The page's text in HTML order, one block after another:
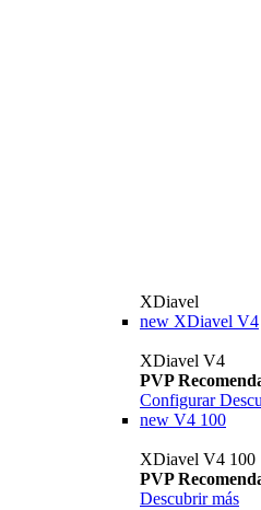
XDiavel
new XDiavel V4
XDiavel V4
PVP
Configurar
new V4 100
XDiavel V4 100
PVP
Descubrir más